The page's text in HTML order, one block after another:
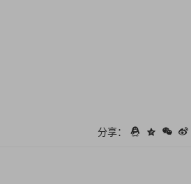
分享：